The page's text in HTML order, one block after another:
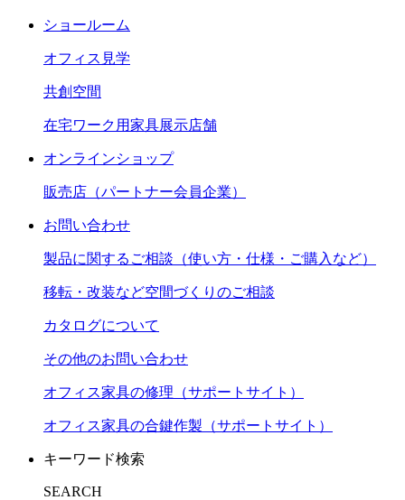
ショールーム
オフィス見学
共創空間
在宅ワーク用家具展示店舗
オンラインショップ
販売店（パートナー会員企業）
お問い合わせ
製品に関するご相談（使い方・仕様・ご購入など）
移転・改装など空間づくりのご相談
カタログについて
その他のお問い合わせ
オフィス家具の修理（サポートサイト）
オフィス家具の合鍵作製（サポートサイト）
キーワード検索
SEARCH